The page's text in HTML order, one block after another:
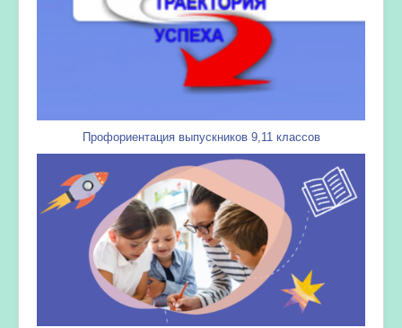
Профориентация выпускников 9,11 классов